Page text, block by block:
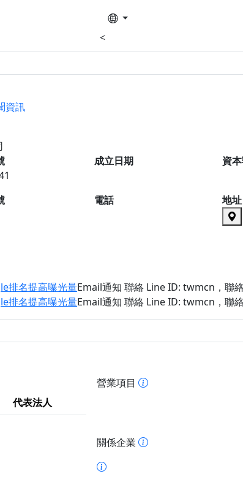
<
資訊
成立日期 資
電話 地址
排名提高曝光量Email通知 聯絡 Line ID: twmcn ，聯
排名提高曝光量Email通知 聯絡 Line ID: twmcn ，聯
代表法人
營業項目
關係企業